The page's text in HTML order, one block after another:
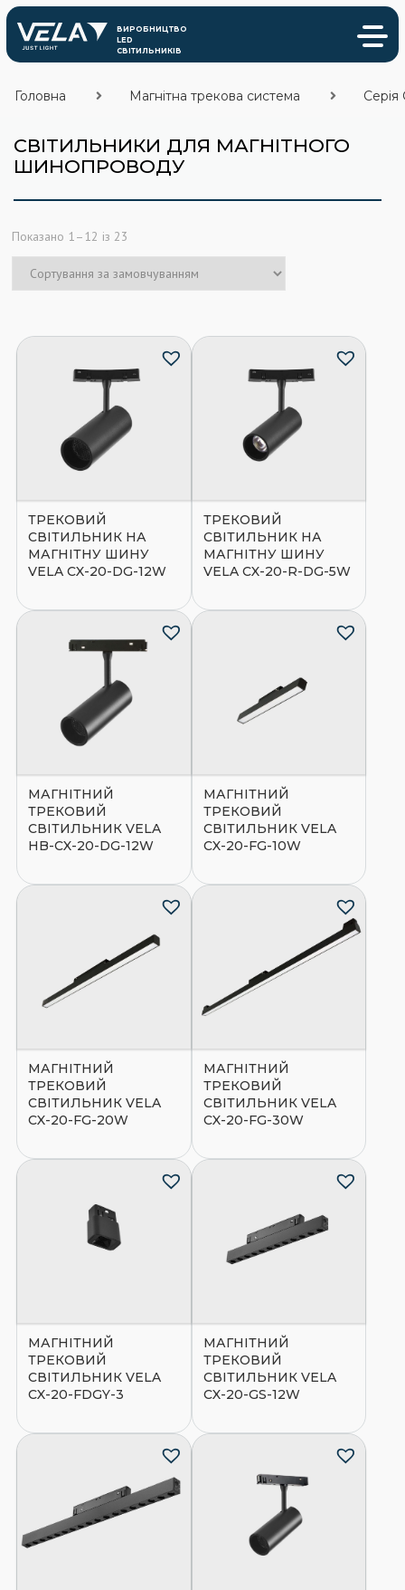
СВІТИЛЬНИКИ ДЛЯ МАГНІТНОГО
ШИНОПРОВОДУ
Головна Магнітна трекова система Серія
Показано 1–12 із 23
ТРЕКОВИЙ
СВІТИЛЬНИК НА
МАГНІТНУ ШИНУ
VELA CX-20-DG-12W
ТРЕКОВИЙ
СВІТИЛЬНИК НА
МАГНІТНУ ШИНУ
VELA CX-20-R-DG-5W
МАГНІТНИЙ
ТРЕКОВИЙ
СВІТИЛЬНИК VELA
HB-CX-20-DG-12W
МАГНІТНИЙ
ТРЕКОВИЙ
СВІТИЛЬНИК VELA
CX-20-FG-10W
МАГНІТНИЙ
ТРЕКОВИЙ
СВІТИЛЬНИК VELA
CX-20-FG-20W
МАГНІТНИЙ
ТРЕКОВИЙ
СВІТИЛЬНИК VELA
CX-20-FG-30W
МАГНІТНИЙ
ТРЕКОВИЙ
СВІТИЛЬНИК VELA
CX-20-FDGY-3
МАГНІТНИЙ
ТРЕКОВИЙ
СВІТИЛЬНИК VELA
CX-20-GS-12W